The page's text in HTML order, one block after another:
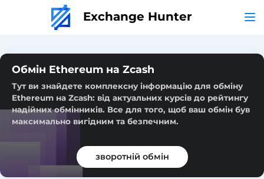
Exchange Hunter
Обмін Ethereum на Zcash
Тут ви знайдете комплексну інформацію для обміну
Ethereum на Zcash: від актуальних курсів до рейтингу
надійних обмінників. Все для того, щоб ваш обмін був
максимально вигідним та безпечним.
зворотній обмін